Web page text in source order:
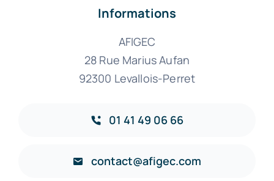
Informations
AFIGEC
28 Rue Marius Aufan
92300 Levallois-Perret
01 41 49 06 66
contact@afigec.com